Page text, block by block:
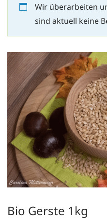
Wir überarbeiten
sind aktuell keine
Bio Gerste 1kg